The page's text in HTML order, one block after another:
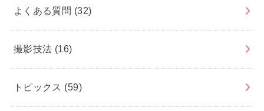
よくある質問 (32)
撮影技法 (16)
トピックス (59)